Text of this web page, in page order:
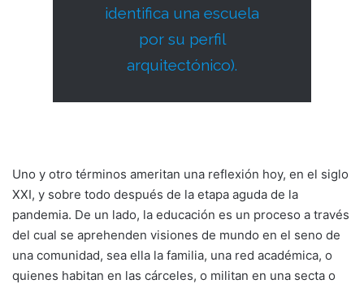
identifica una escuela
por su perfil
arquitectónico).
Uno y otro términos ameritan una reflexión hoy, en el siglo
XXI, y sobre todo después de la etapa aguda de la
pandemia. De un lado, la educación es un proceso a través
del cual se aprehenden visiones de mundo en el seno de
una comunidad, sea ella la familia, una red académica, o
quienes habitan en las cárceles, o militan en una secta o